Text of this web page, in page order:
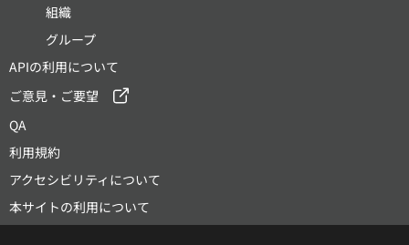
組織
グループ
APIの利用について
ご意見・ご要望
QA
利用規約
アクセシビリティについて
本サイトの利用について